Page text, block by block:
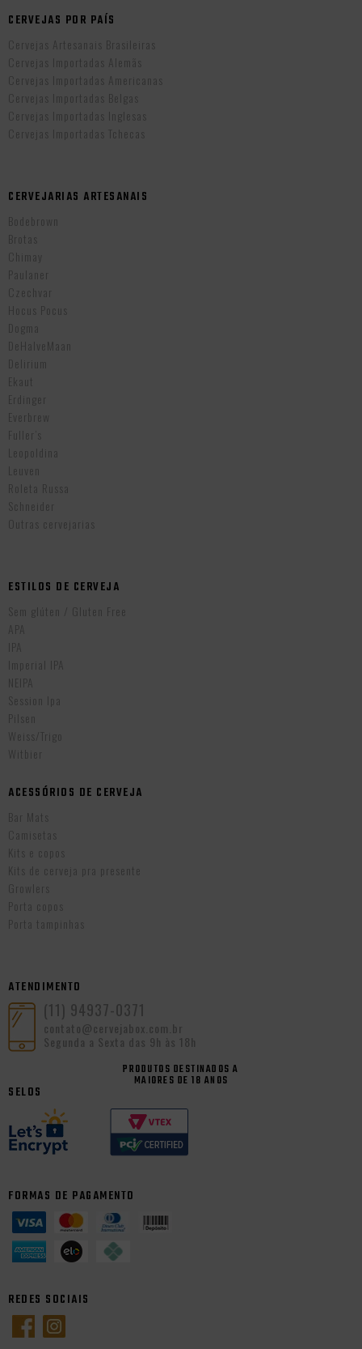
CERVEJAS POR PAÍS
Cervejas Artesanais Brasileiras
Cervejas Importadas Alemãs
Cervejas Importadas Americanas
Cervejas Importadas Belgas
Cervejas Importadas Inglesas
Cervejas Importadas Tchecas
CERVEJARIAS ARTESANAIS
Bodebrown
Brotas
Chimay
Paulaner
Czechvar
Hocus Pocus
Dogma
DeHalveMaan
Delirium
Ekaut
Erdinger
Everbrew
Fuller’s
Leopoldina
Leuven
Roleta Russa
Schneider
Outras cervejarias
ESTILOS DE CERVEJA
Sem glúten / Gluten Free
APA
IPA
Imperial IPA
NEIPA
Session Ipa
Pilsen
Weiss/Trigo
Witbier
ACESSÓRIOS DE CERVEJA
Bar Mats
Camisetas
Kits e copos
Kits de cerveja pra presente
Growlers
Porta copos
Porta tampinhas
ATENDIMENTO
(11) 94937-0371
contato@cervejabox.com.br
Segunda a Sexta das 9h às 18h
PRODUTOS DESTINADOS A
MAIORES DE 18 ANOS
SELOS
FORMAS DE PAGAMENTO
REDES SOCIAIS